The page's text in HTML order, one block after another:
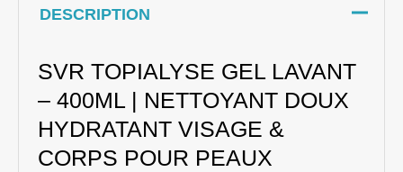
DESCRIPTION
SVR TOPIALYSE GEL LAVANT
– 400ML | NETTOYANT DOUX
HYDRATANT VISAGE &
CORPS POUR PEAUX